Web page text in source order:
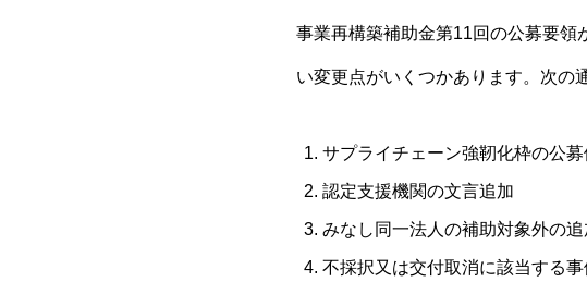
事業再構築補助金第11回の公募要領
い変更点がいくつかあります。次の
サプライチェーン強靭化枠の公募
認定支援機関の文言追加
みなし同一法人の補助対象外の追
不採択又は交付取消に該当する事